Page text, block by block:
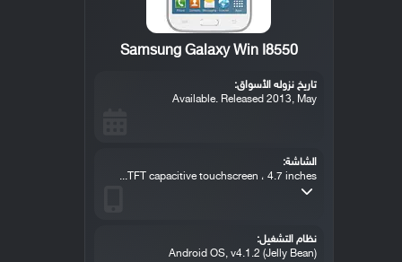
Samsung Galaxy Win I8550
تاريخ نزوله الأسواق:
Available. Released 2013, May
الشاشة:
TFT capacitive touchscreen ، 4.7 inches...
نظام التشغيل:
Android OS, v4.1.2 (Jelly Bean)